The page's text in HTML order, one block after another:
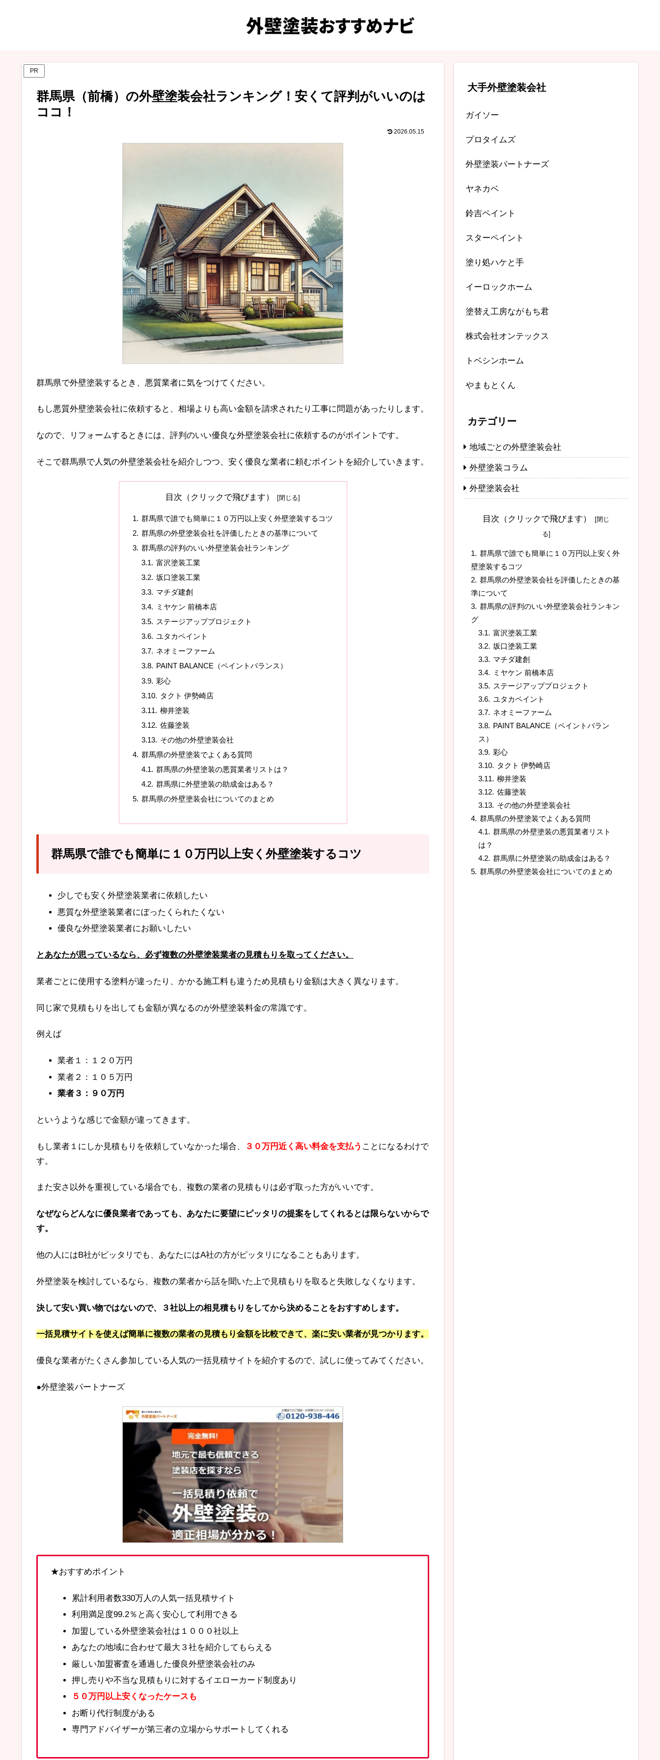
PR
群馬県（前橋）の外壁塗装会社ランキング！安くて評判がいいのは
ココ！
2026.05.15
群馬県で外壁塗装するとき、悪質業者に気をつけてください。
もし悪質外壁塗装会社に依頼すると、相場よりも高い金額を請求されたり工事に問題があったりします。
なので、リフォームするときには、評判のいい優良な外壁塗装会社に依頼するのがポイントです。
そこで群馬県で人気の外壁塗装会社を紹介しつつ、安く優良な業者に頼むポイントを紹介していきます。
目次（クリックで飛びます）
群馬県で誰でも簡単に１０万円以上安く外壁塗装するコツ
群馬県の外壁塗装会社を評価したときの基準について
群馬県の評判のいい外壁塗装会社ランキング
富沢塗装工業
坂口塗装工業
マチダ建創
ミヤケン 前橋本店
ステージアッププロジェクト
ユタカペイント
ネオミーファーム
PAINT BALANCE（ペイントバランス）
彩心
タクト 伊勢崎店
柳井塗装
佐藤塗装
その他の外壁塗装会社
群馬県の外壁塗装でよくある質問
群馬県の外壁塗装の悪質業者リストは？
群馬県に外壁塗装の助成金はある？
群馬県の外壁塗装会社についてのまとめ
群馬県で誰でも簡単に１０万円以上安く外壁塗装するコツ
少しでも安く外壁塗装業者に依頼したい
悪質な外壁塗装業者にぼったくられたくない
優良な外壁塗装業者にお願いしたい
とあなたが思っているなら、必ず複数の外壁塗装業者の見積もりを取ってください。
業者ごとに使用する塗料が違ったり、かかる施工料も違うため見積もり金額は大きく異なります。
同じ家で見積もりを出しても金額が異なるのが外壁塗装料金の常識です。
例えば
業者１：１２０万円
業者２：１０５万円
業者３：９０万円
というような感じで金額が違ってきます。
もし業者１にしか見積もりを依頼していなかった場合、 ３０万円近く高い料金を支払う ことになるわけで
す。
また安さ以外を重視している場合でも、複数の業者の見積もりは必ず取った方がいいです。
なぜならどんなに優良業者であっても、あなたに要望にピッタリの提案をしてくれるとは限らないからで
す。
他の人にはB社がピッタリでも、あなたにはA社の方がピッタリになることもあります。
外壁塗装を検討しているなら、複数の業者から話を聞いた上で見積もりを取ると失敗しなくなります。
決して安い買い物ではないので、３社以上の相見積もりをしてから決めることをおすすめします。
一括見積サイトを使えば簡単に複数の業者の見積もり金額を比較できて、楽に安い業者が見つかります。
優良な業者がたくさん参加している人気の一括見積サイトを紹介するので、試しに使ってみてください。
●外壁塗装パートナーズ
★おすすめポイント
累計利用者数330万人の人気一括見積サイト
利用満足度99.2％と高く安心して利用できる
加盟している外壁塗装会社は１０００社以上
あなたの地域に合わせて最大３社を紹介してもらえる
厳しい加盟審査を通過した優良外壁塗装会社のみ
押し売りや不当な見積もりに対するイエローカード制度あり
５０万円以上安くなったケースも
お断り代行制度がある
専門アドバイザーが第三者の立場からサポートしてくれる
大手外壁塗装会社
ガイソー
プロタイムズ
外壁塗装パートナーズ
ヤネカベ
鈴吉ペイント
スターペイント
塗り処ハケと手
イーロックホーム
塗替え工房ながもち君
株式会社オンテックス
トベシンホーム
やまもとくん
カテゴリー
地域ごとの外壁塗装会社
外壁塗装コラム
外壁塗装会社
目次（クリックで飛びます）
群馬県で誰でも簡単に１０万円以上安く外
壁塗装するコツ
群馬県の外壁塗装会社を評価したときの基
準について
群馬県の評判のいい外壁塗装会社ランキン
グ
富沢塗装工業
坂口塗装工業
マチダ建創
ミヤケン 前橋本店
ステージアッププロジェクト
ユタカペイント
ネオミーファーム
PAINT BALANCE（ペイントバラン
ス）
彩心
タクト 伊勢崎店
柳井塗装
佐藤塗装
その他の外壁塗装会社
群馬県の外壁塗装でよくある質問
群馬県の外壁塗装の悪質業者リスト
は？
群馬県に外壁塗装の助成金はある？
群馬県の外壁塗装会社についてのまとめ